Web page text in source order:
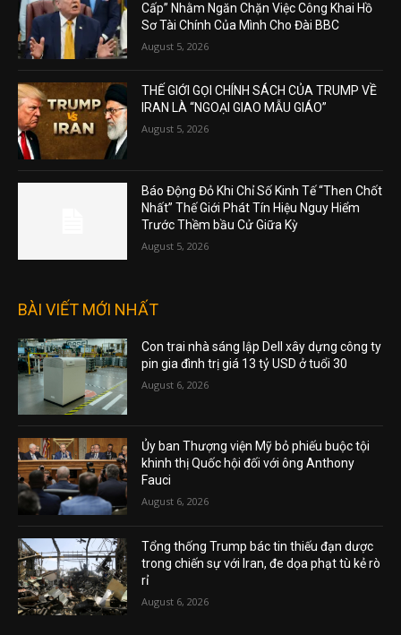
Cấp” Nhằm Ngăn Chặn Việc Công Khai Hồ
Sơ Tài Chính Của Mình Cho Đài BBC
August 5, 2026
THẾ GIỚI GỌI CHÍNH SÁCH CỦA TRUMP VỀ
IRAN LÀ “NGOẠI GIAO MẪU GIÁO”
August 5, 2026
Báo Động Đỏ Khi Chỉ Số Kinh Tế “Then Chốt
Nhất” Thế Giới Phát Tín Hiệu Nguy Hiểm
Trước Thềm bầu Cử Giữa Kỳ
August 5, 2026
BÀI VIẾT MỚI NHẤT
Con trai nhà sáng lập Dell xây dựng công ty
pin gia đình trị giá 13 tỷ USD ở tuổi 30
August 6, 2026
Ủy ban Thượng viện Mỹ bỏ phiếu buộc tội
khinh thị Quốc hội đối với ông Anthony
Fauci
August 6, 2026
Tổng thống Trump bác tin thiếu đạn dược
trong chiến sự với Iran, đe dọa phạt tù kẻ rò
rỉ
August 6, 2026